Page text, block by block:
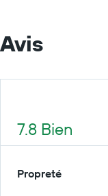
Avis
7.8 Bien
Propreté